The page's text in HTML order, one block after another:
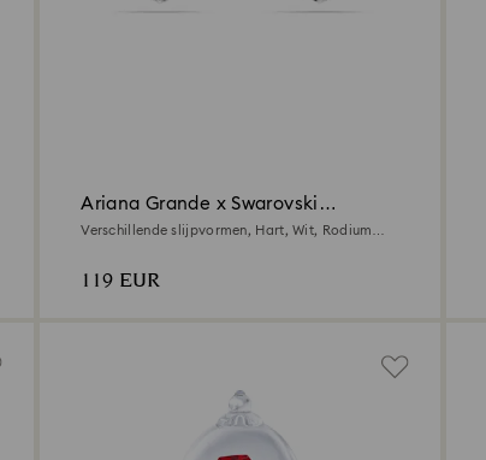
Ariana Grande x Swarovski
Oorknopjes
Verschillende slijpvormen, Hart, Wit, Rodium
119 EUR